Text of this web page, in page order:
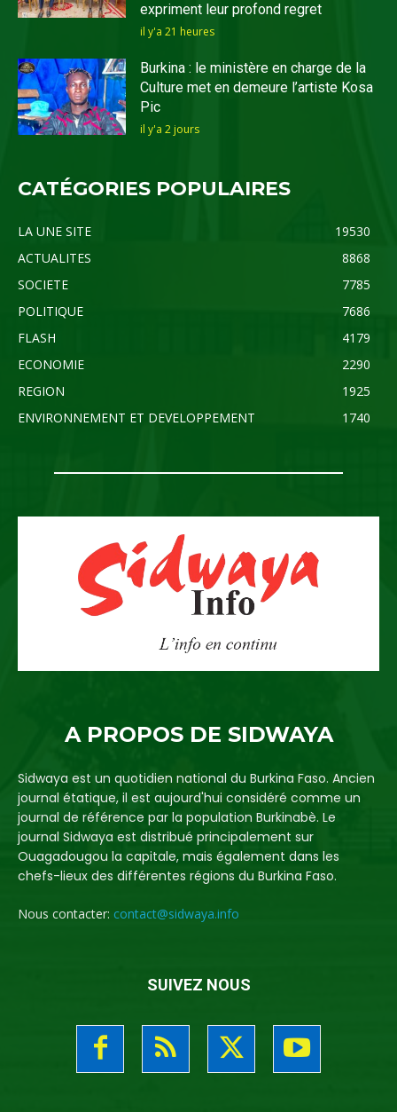
expriment leur profond regret
il y'a 21 heures
Burkina : le ministère en charge de la
Culture met en demeure l’artiste Kosa
Pic
il y'a 2 jours
CATÉGORIES POPULAIRES
LA UNE SITE
19530
ACTUALITES
8868
SOCIETE
7785
POLITIQUE
7686
FLASH
4179
ECONOMIE
2290
REGION
1925
ENVIRONNEMENT ET DEVELOPPEMENT
1740
A PROPOS DE SIDWAYA
Sidwaya est un quotidien national du Burkina Faso. Ancien
journal étatique, il est aujourd'hui considéré comme un
journal de référence par la population Burkinabè. Le
journal Sidwaya est distribué principalement sur
Ouagadougou la capitale, mais également dans les
chefs-lieux des différentes régions du Burkina Faso.
Nous contacter: contact@sidwaya.info
SUIVEZ NOUS